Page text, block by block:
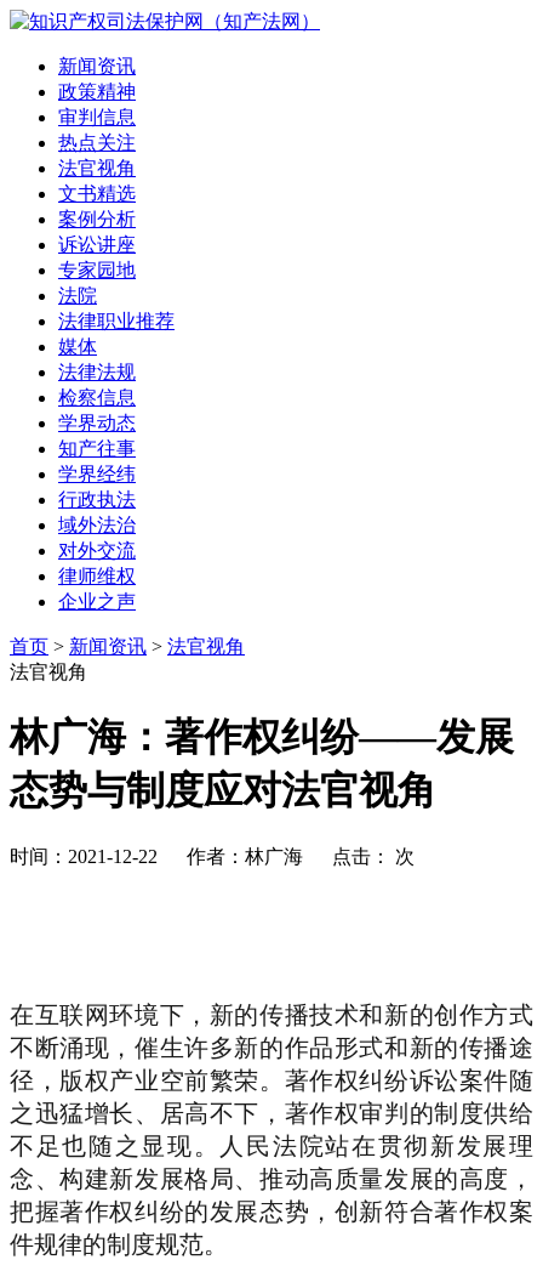
新闻资讯
政策精神
审判信息
热点关注
法官视角
文书精选
案例分析
诉讼讲座
专家园地
法院
法律职业推荐
媒体
法律法规
检察信息
学界动态
知产往事
学界经纬
行政执法
域外法治
对外交流
律师维权
企业之声
首页 > 新闻资讯 > 法官视角
法官视角
林广海：著作权纠纷——发展
态势与制度应对法官视角
时间：2021-12-22 作者：林广海 点击： 次
在互联网环境下，新的传播技术和新的创作方式
不断涌现，催生许多新的作品形式和新的传播途
径，版权产业空前繁荣。著作权纠纷诉讼案件随
之迅猛增长、居高不下，著作权审判的制度供给
不足也随之显现。人民法院站在贯彻新发展理
念、构建新发展格局、推动高质量发展的高度，
把握著作权纠纷的发展态势，创新符合著作权案
件规律的制度规范。